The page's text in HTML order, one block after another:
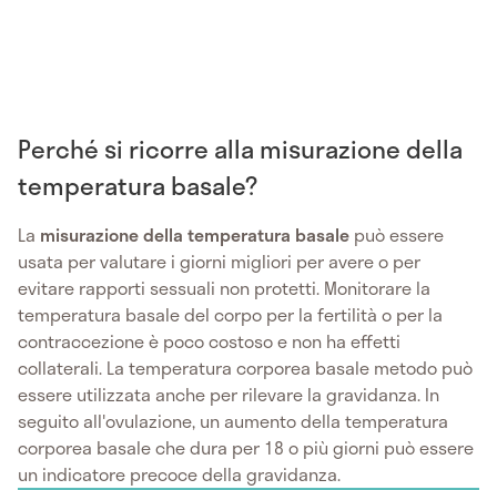
Perché si ricorre alla misurazione della
temperatura basale?
La misurazione della temperatura basale può essere
usata per valutare i giorni migliori per avere o per
evitare rapporti sessuali non protetti. Monitorare la
temperatura basale del corpo per la fertilità o per la
contraccezione è poco costoso e non ha effetti
collaterali. La temperatura corporea basale metodo può
essere utilizzata anche per rilevare la gravidanza. In
seguito all'ovulazione, un aumento della temperatura
corporea basale che dura per 18 o più giorni può essere
un indicatore precoce della gravidanza.